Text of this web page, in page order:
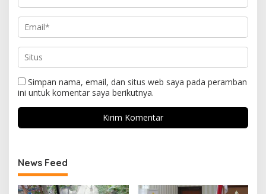
Simpan nama, email, dan situs web saya pada peramban
ini untuk komentar saya berikutnya.
News Feed